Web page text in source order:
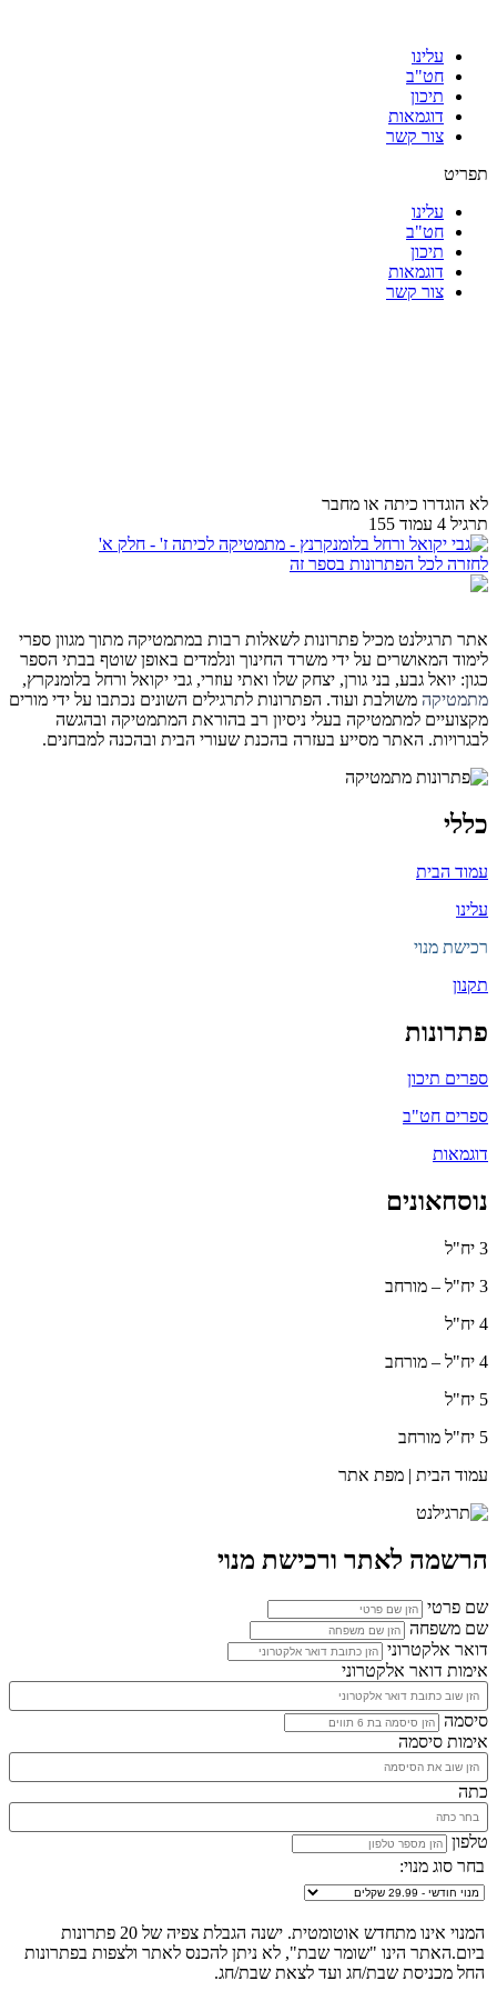
עלינו
חט"ב
תיכון
דוגמאות
צור קשר
תפריט
עלינו
חט"ב
תיכון
דוגמאות
צור קשר
לא הוגדרו כיתה או מחבר
תרגיל 4 עמוד 155
לחזרה לכל הפתרונות בספר זה
אתר תרגילנט מכיל פתרונות לשאלות רבות במתמטיקה מתוך מגוון ספרי
לימוד המאושרים על ידי משרד החינוך ונלמדים באופן שוטף בבתי הספר
כגון: יואל גבע, בני גורן, יצחק שלו ואתי עוזרי, גבי יקואל ורחל בלומנקרץ,
מתמטיקה משולבת ועוד. הפתרונות לתרגילים השונים נכתבו על ידי מורים
מקצועיים למתמטיקה בעלי ניסיון רב בהוראת המתמטיקה ובהגשה
לבגרויות. האתר מסייע בעזרה בהכנת שעורי הבית ובהכנה למבחנים.
כללי
עמוד הבית
עלינו
רכישת מנוי
תקנון
פתרונות
ספרים תיכון
ספרים חט"ב
דוגמאות
נוסחאונים
3 יח"ל
3 יח"ל – מורחב
4 יח"ל
4 יח"ל – מורחב
5 יח"ל
5 יח"ל מורחב
עמוד הבית | מפת אתר
הרשמה לאתר ורכישת מנוי
שם פרטי
שם משפחה
דואר אלקטרוני
אימות דואר אלקטרוני
סיסמה
אימות סיסמה
כתה
טלפון
בחר סוג מנוי:
המנוי אינו מתחדש אוטומטית. ישנה הגבלת צפיה של 20 פתרונות
ביום.האתר הינו "שומר שבת", לא ניתן להכנס לאתר ולצפות בפתרונות
החל מכניסת שבת/חג ועד לצאת שבת/חג.